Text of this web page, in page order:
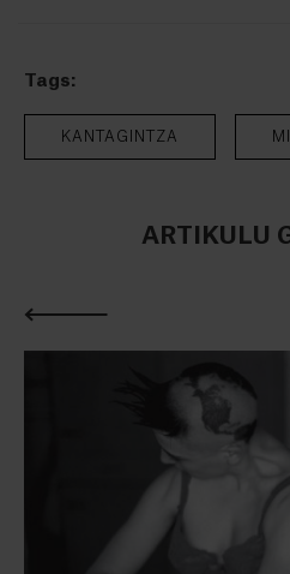
Tags:
KANTAGINTZA
ARTIKULU